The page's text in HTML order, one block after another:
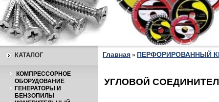
КАТАЛОГ
КОМПРЕССОРНОЕ
ОБОРУДОВАНИЕ
ГЕНЕРАТОРЫ И
БЕНЗОПИЛЫ
Главная » ПЕРФОРИРОВАННЫЙ
УГЛОВОЙ